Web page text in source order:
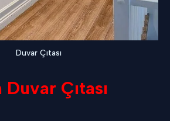
Duvar Çıtası
Çıtası